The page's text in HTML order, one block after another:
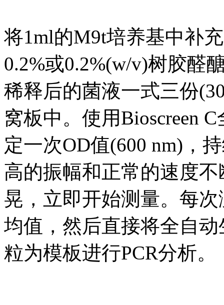
将1ml的M9t培养基中补
0.2%或0.2%(w/v)树胶醛
稀释后的菌液一式三份
窝板中。使用Bioscreen
定一次OD值(600 nm)，
高的振幅和正常的速度
晃，立即开始测量。每
均值，然后直接将全自
粒为模板进行PCR分析。